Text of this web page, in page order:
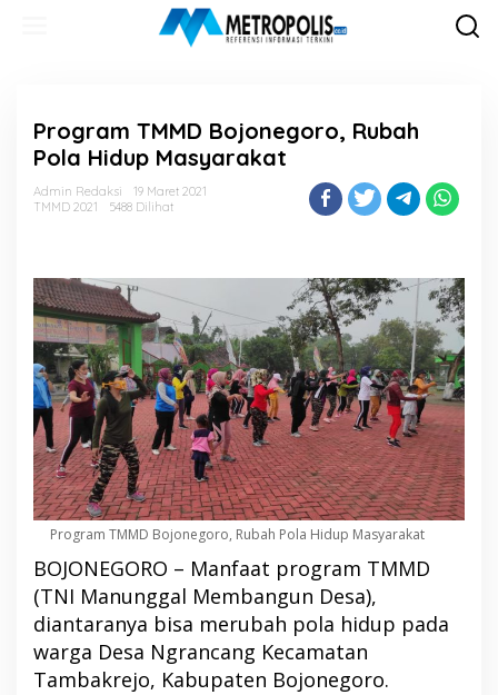
Program TMMD Bojonegoro, Rubah
Pola Hidup Masyarakat
Admin Redaksi
19 Maret 2021
TMMD 2021
5488 Dilihat
Program TMMD Bojonegoro, Rubah Pola Hidup Masyarakat
BOJONEGORO – Manfaat program TMMD
(TNI Manunggal Membangun Desa),
diantaranya bisa merubah pola hidup pada
warga Desa Ngrancang Kecamatan
Tambakrejo, Kabupaten Bojonegoro.